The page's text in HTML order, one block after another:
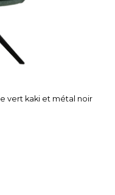
vert kaki et métal noir